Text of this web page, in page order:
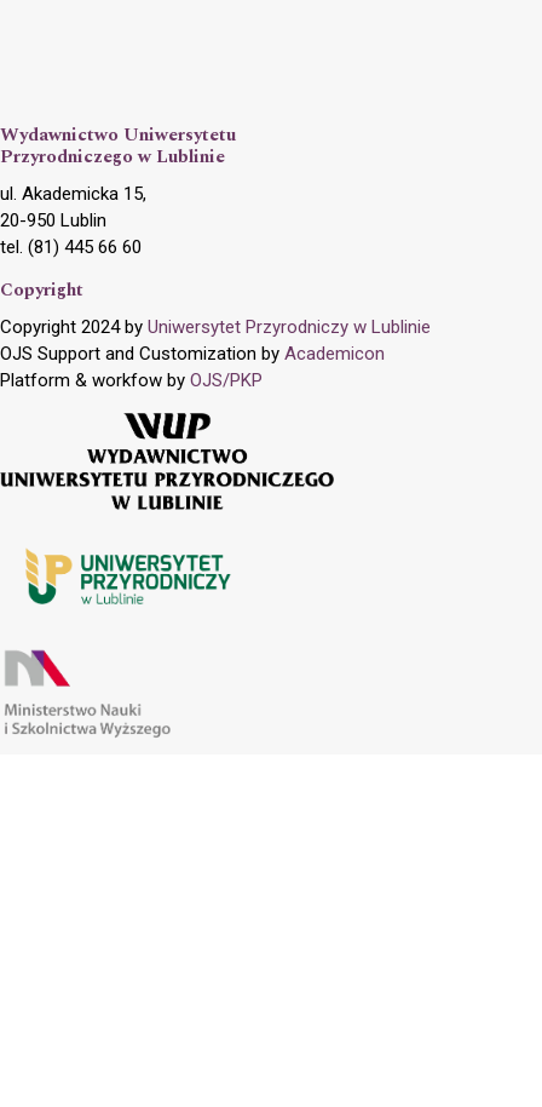
Wydawnictwo Uniwersytetu
Przyrodniczego w Lublinie
ul. Akademicka 15,
20-950 Lublin
tel. (81) 445 66 60
Copyright
Copyright 2024 by Uniwersytet Przyrodniczy w Lublinie
OJS Support and Customization by Academicon
Platform & workfow by OJS/PKP